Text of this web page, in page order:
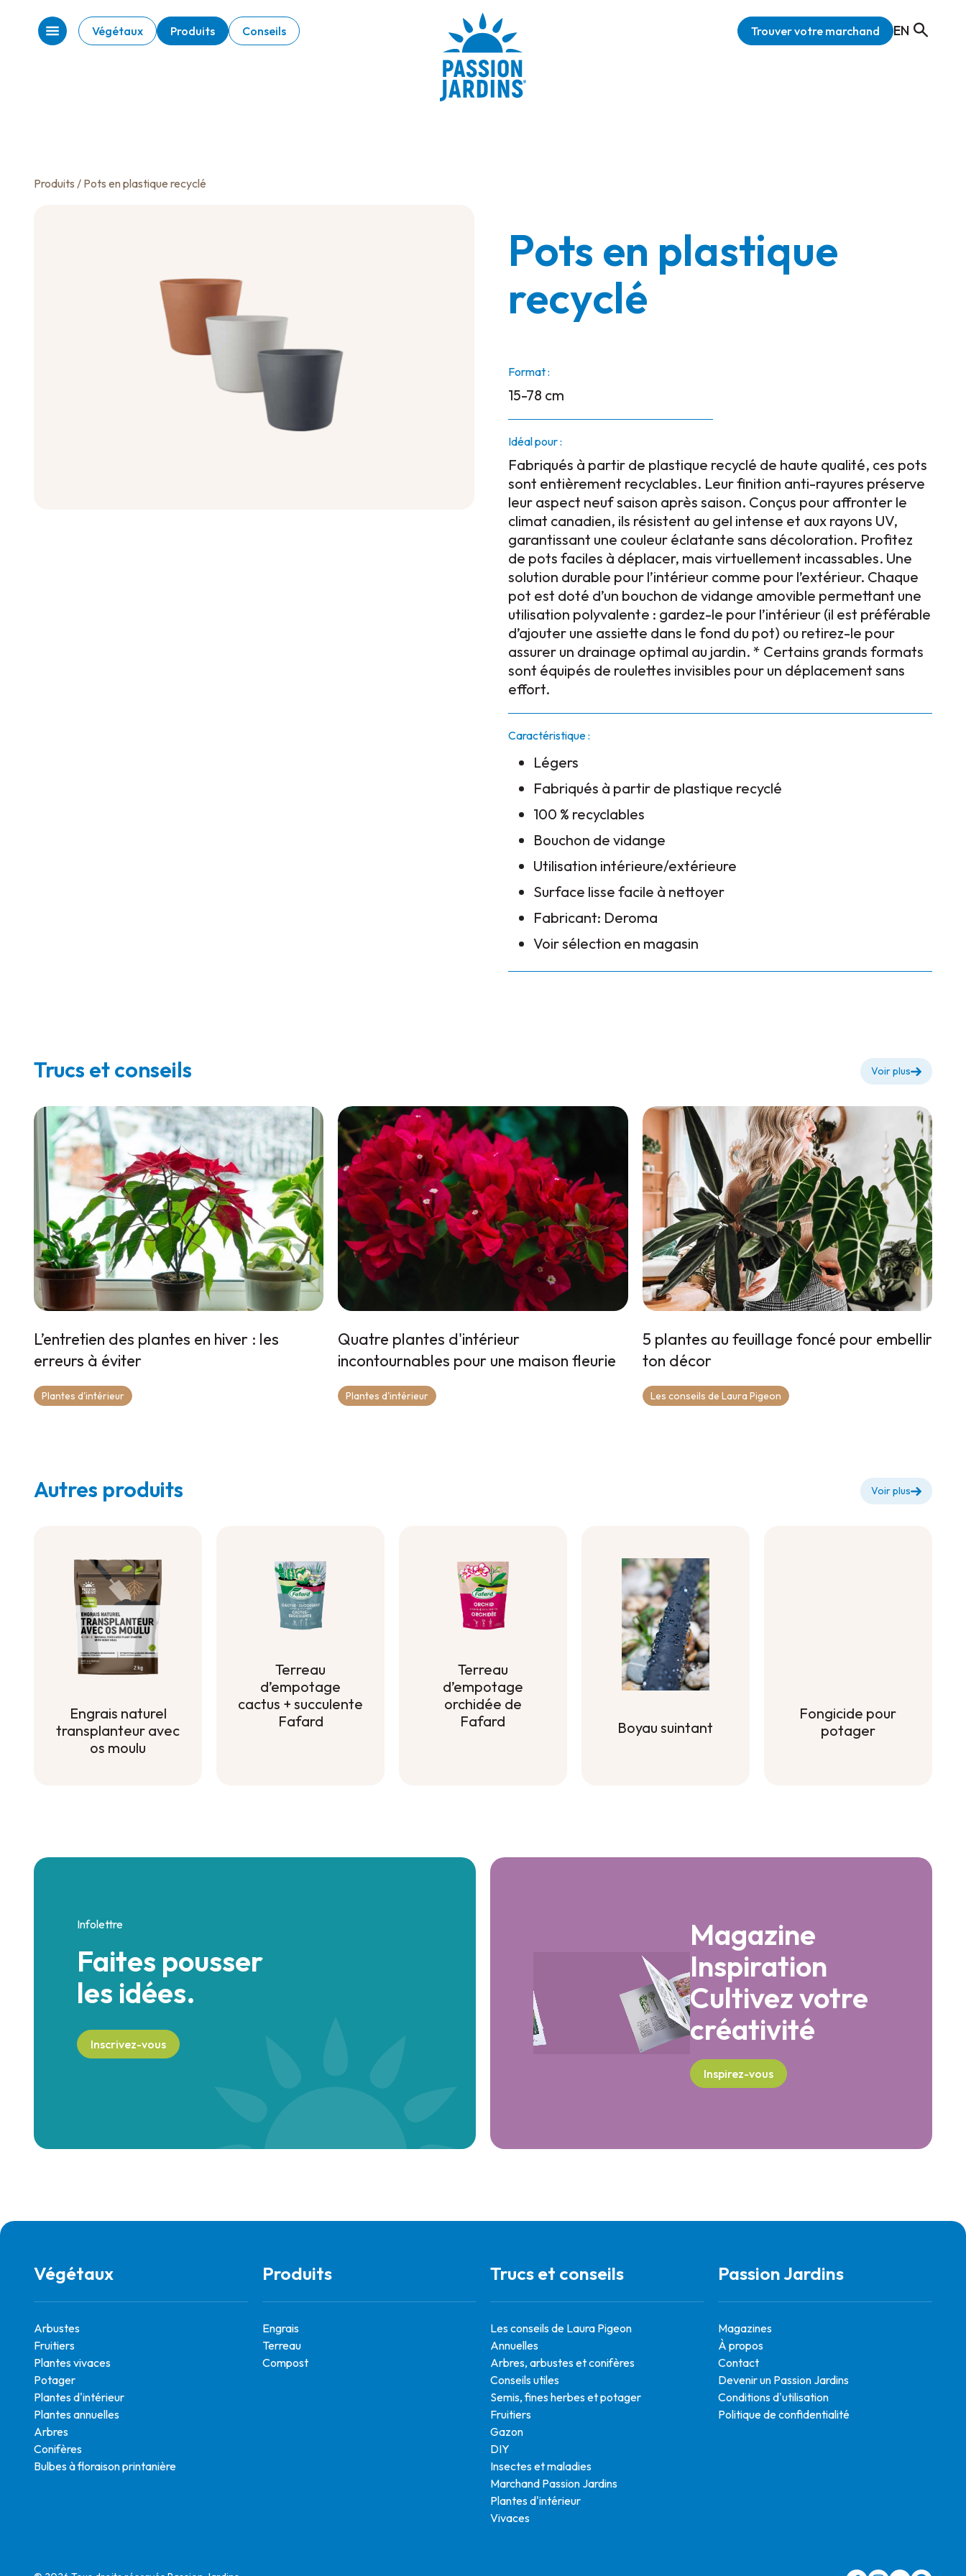
Végétaux Produits Conseils Trouver votre marchand EN
Produits / Pots en plastique recyclé
Pots en plastique
recyclé
Format :
15-78 cm
Idéal pour :
Fabriqués à partir de plastique recyclé de haute qualité, ces pots
sont entièrement recyclables. Leur finition anti-rayures préserve
leur aspect neuf saison après saison. Conçus pour affronter le
climat canadien, ils résistent au gel intense et aux rayons UV,
garantissant une couleur éclatante sans décoloration. Profitez
de pots faciles à déplacer, mais virtuellement incassables. Une
solution durable pour l’intérieur comme pour l’extérieur. Chaque
pot est doté d’un bouchon de vidange amovible permettant une
utilisation polyvalente : gardez-le pour l’intérieur (il est préférable
d’ajouter une assiette dans le fond du pot) ou retirez-le pour
assurer un drainage optimal au jardin. * Certains grands formats
sont équipés de roulettes invisibles pour un déplacement sans
effort.
Caractéristique :
Légers
Fabriqués à partir de plastique recyclé
100 % recyclables
Bouchon de vidange
Utilisation intérieure/extérieure
Surface lisse facile à nettoyer
Fabricant: Deroma
Voir sélection en magasin
Trucs et conseils Voir plus
L’entretien des plantes en hiver : les
erreurs à éviter
Plantes d'intérieur
Quatre plantes d'intérieur
incontournables pour une maison fleurie
Plantes d'intérieur
5 plantes au feuillage foncé pour embellir
ton décor
Les conseils de Laura Pigeon
Autres produits Voir plus
Engrais naturel
transplanteur avec
os moulu
Terreau
d’empotage
cactus + succulente
Fafard
Terreau
d’empotage
orchidée de
Fafard
Boyau suintant
Fongicide pour
potager
Infolettre
Faites pousser
les idées.
Inscrivez-vous
Magazine
Inspiration
Cultivez votre
créativité
Inspirez-vous
Végétaux
Arbustes
Fruitiers
Plantes vivaces
Potager
Plantes d'intérieur
Plantes annuelles
Arbres
Conifères
Bulbes à floraison printanière
Produits
Engrais
Terreau
Compost
Trucs et conseils
Les conseils de Laura Pigeon
Annuelles
Arbres, arbustes et conifères
Conseils utiles
Semis, fines herbes et potager
Fruitiers
Gazon
DIY
Insectes et maladies
Marchand Passion Jardins
Plantes d'intérieur
Vivaces
Passion Jardins
Magazines
À propos
Contact
Devenir un Passion Jardins
Conditions d'utilisation
Politique de confidentialité